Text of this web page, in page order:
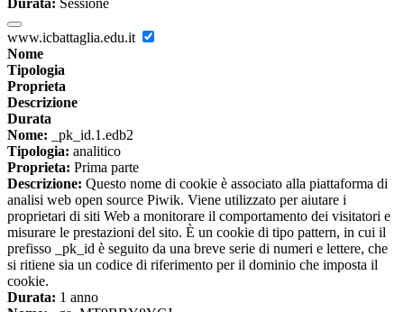
Durata: Sessione
www.icbattaglia.edu.it
Nome
Tipologia
Proprieta
Descrizione
Durata
Nome: _pk_id.1.edb2
Tipologia: analitico
Proprieta: Prima parte
Descrizione: Questo nome di cookie è associato alla piattaforma di
analisi web open source Piwik. Viene utilizzato per aiutare i
proprietari di siti Web a monitorare il comportamento dei visitatori e
misurare le prestazioni del sito. È un cookie di tipo pattern, in cui il
prefisso _pk_id è seguito da una breve serie di numeri e lettere, che
si ritiene sia un codice di riferimento per il dominio che imposta il
cookie.
Durata: 1 anno